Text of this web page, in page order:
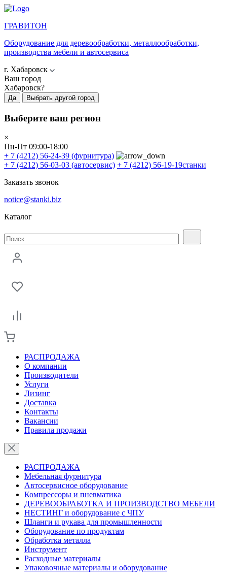
ГРАВИТОН
Оборудование для деревообработки, металлообработки,
производства мебели и автосервиса
г. Хабаровск
Ваш город
Хабаровск?
Да Выбрать другой город
Выберите ваш регион
×
Пн-Пт 09:00-18:00
+ 7 (4212) 56-24-39 (фурнитура)
+ 7 (4212) 56-03-03 (автосервис) + 7 (4212) 56-19-19станки
Заказать звонок
notice@stanki.biz
Каталог
РАСПРОДАЖА
О компании
Производители
Услуги
Лизинг
Доставка
Контакты
Вакансии
Правила продажи
РАСПРОДАЖА
Мебельная фурнитура
Автосервисное оборудование
Компрессоры и пневматика
ДЕРЕВООБРАБОТКА И ПРОИЗВОДСТВО МЕБЕЛИ
НЕСТИНГ и оборудование с ЧПУ
Шланги и рукава для промышленности
Оборудование по продуктам
Обработка металла
Инструмент
Расходные материалы
Упаковочные материалы и оборудование